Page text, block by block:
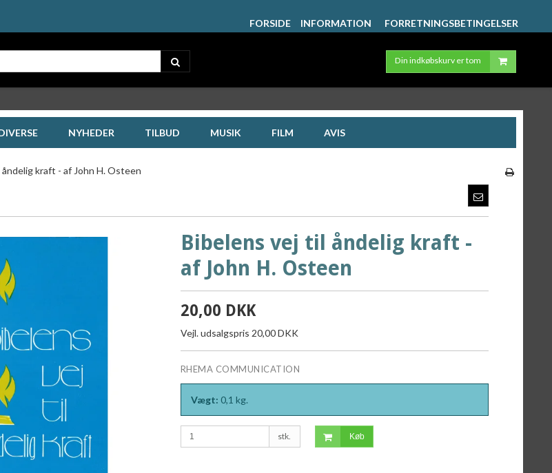
FORSIDE INFORMATION FORRETNINGSBETINGELSER
Din indkøbskurv er tom
NYHEDER TILBUD MUSIK FILM AVIS
kraft - af John H. Osteen
Bibelens vej til åndelig kraft -
af John H. Osteen
20,00 DKK
Vejl. udsalgspris 20,00 DKK
RHEMA COMMUNICATION
Vægt: 0,1 kg.
stk. Køb